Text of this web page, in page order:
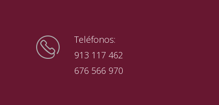
Teléfonos:
913 117 462
676 566 970